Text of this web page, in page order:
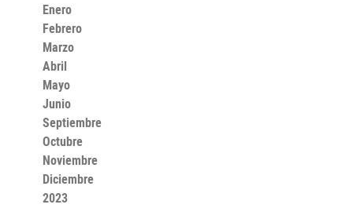
Enero
Febrero
Marzo
Abril
Mayo
Junio
Septiembre
Octubre
Noviembre
Diciembre
2023